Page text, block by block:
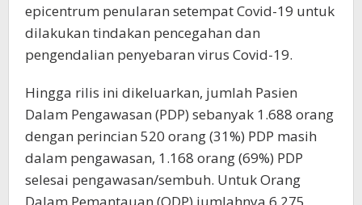
epicentrum penularan setempat Covid-19 untuk
dilakukan tindakan pencegahan dan
pengendalian penyebaran virus Covid-19.
Hingga rilis ini dikeluarkan, jumlah Pasien
Dalam Pengawasan (PDP) sebanyak 1.688 orang
dengan perincian 520 orang (31%) PDP masih
dalam pengawasan, 1.168 orang (69%) PDP
selesai pengawasan/sembuh. Untuk Orang